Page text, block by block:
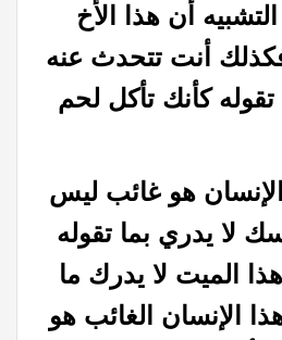
أن هذا الأخ
أنت تتحدث عنه
تقوله كأنك تأكل لحم
الإنسان هو غائب ليس
لا يدري بما تقوله
الميت لا يدرك ما
الإنسان الغائب هو